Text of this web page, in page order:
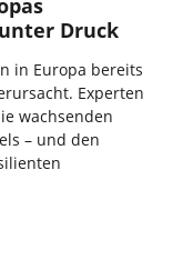
Druck
in Europa bereits
Experten
wachsenden
– und den